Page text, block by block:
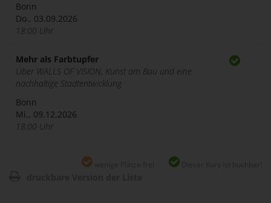
Bonn
Do., 03.09.2026
18:00 Uhr
Mehr als Farbtupfer
Über WALLS OF VISION, Kunst am Bau und eine
nachhaltige Stadtentwicklung
Bonn
Mi., 09.12.2026
18:00 Uhr